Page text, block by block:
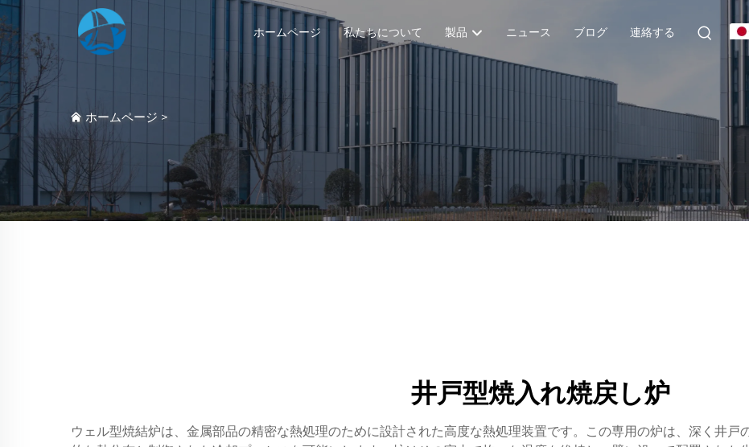
ホームページ 私たちについて 製品 ニュース ブログ 連絡する
ホームページ >
井戸型焼入れ焼戻し炉
ウェル型焼結炉は、金属部品の精密な熱処理のために設計された高度な熱処理装置です。この専用の炉は、深く井